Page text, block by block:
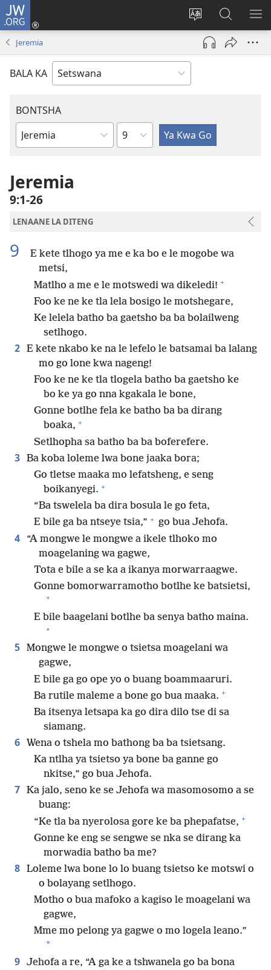
JW.ORG
Fetola
puo
ya
Tsena
tsebe
e
Senka
JW.ORG/
Jeremia
BALA KA
BONTSHA
Dibuka
Kgaolo
Jeremia
9:1-26
LENAANE LA DITENG
9
E kete tlhogo ya me e ka bo e le mogobe wa
metsi,
Matlho a me e le motswedi wa dikeledi! +
Foo ke ne ke tla lela bosigo le motshegare,
Ke lelela batho ba gaetsho ba ba bolailweng
setlhogo.
2 E kete nkabo ke na le lefelo le batsamai ba lalang
mo go lone kwa nageng!
Foo ke ne ke tla tlogela batho ba gaetsho ke
bo ke ya go nna kgakala le bone,
Gonne botlhe fela ke batho ba ba dirang
boaka, +
Setlhopha sa batho ba ba boferefere.
3 Ba koba loleme lwa bone jaaka bora;
Go tletse maaka mo lefatsheng, e seng
boikanyegi. +
“Ba tswelela ba dira bosula le go feta,
E bile ga ba ntseye tsia,” + go bua Jehofa.
4
“A mongwe le mongwe a ikele tlhoko mo
moagelaning wa gagwe,
Tota e bile a se ka a ikanya morwarraagwe.
Gonne bomorwarramotho botlhe ke batsietsi,
+
E bile baagelani botlhe ba senya batho maina.
+
5 Mongwe le mongwe o tsietsa moagelani wa
gagwe,
E bile ga go ope yo o buang boammaaruri.
Ba rutile maleme a bone go bua maaka. +
Ba itsenya letsapa ka go dira dilo tse di sa
siamang.
6 Wena o tshela mo bathong ba ba tsietsang.
Ka ntlha ya tsietso ya bone ba ganne go
nkitse,” go bua Jehofa.
7 Ka jalo, seno ke se Jehofa wa masomosomo a se
buang:
“Ke tla ba nyerolosa gore ke ba phepafatse, +
Gonne ke eng se sengwe se nka se dirang ka
morwadia batho ba me?
8 Loleme lwa bone lo lo buang tsietso ke motswi o
o bolayang setlhogo.
Motho o bua mafoko a kagiso le moagelani wa
gagwe,
Mme mo pelong ya gagwe o mo logela leano.”
*
9 Jehofa a re, “A ga ke a tshwanela go ba bona